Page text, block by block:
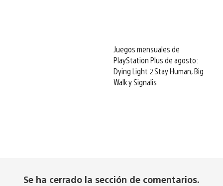
Juegos mensuales de
PlayStation Plus de agosto:
Dying Light 2 Stay Human, Big
Walk y Signalis
Se ha cerrado la sección de comentarios.